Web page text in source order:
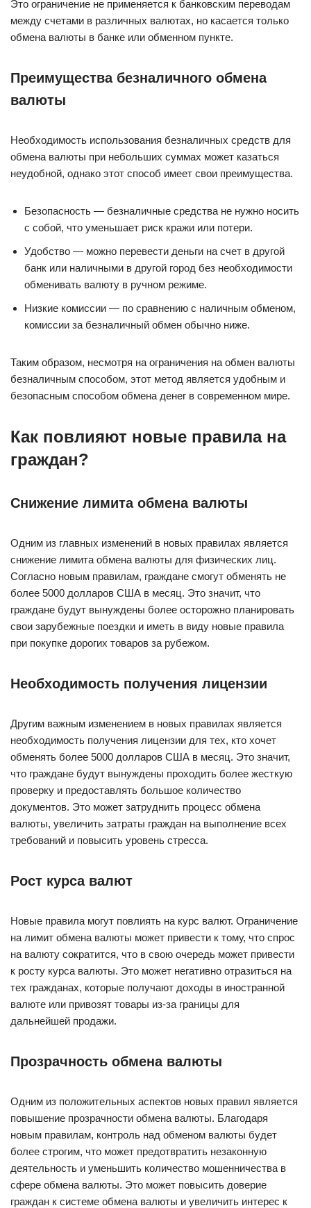
Это ограничение не применяется к банковским переводам
между счетами в различных валютах, но касается только
обмена валюты в банке или обменном пункте.
Преимущества безналичного обмена
валюты
Необходимость использования безналичных средств для
обмена валюты при небольших суммах может казаться
неудобной, однако этот способ имеет свои преимущества.
Безопасность — безналичные средства не нужно носить
с собой, что уменьшает риск кражи или потери.
Удобство — можно перевести деньги на счет в другой
банк или наличными в другой город без необходимости
обменивать валюту в ручном режиме.
Низкие комиссии — по сравнению с наличным обменом,
комиссии за безналичный обмен обычно ниже.
Таким образом, несмотря на ограничения на обмен валюты
безналичным способом, этот метод является удобным и
безопасным способом обмена денег в современном мире.
Как повлияют новые правила на
граждан?
Снижение лимита обмена валюты
Одним из главных изменений в новых правилах является
снижение лимита обмена валюты для физических лиц.
Согласно новым правилам, граждане смогут обменять не
более 5000 долларов США в месяц. Это значит, что
граждане будут вынуждены более осторожно планировать
свои зарубежные поездки и иметь в виду новые правила
при покупке дорогих товаров за рубежом.
Необходимость получения лицензии
Другим важным изменением в новых правилах является
необходимость получения лицензии для тех, кто хочет
обменять более 5000 долларов США в месяц. Это значит,
что граждане будут вынуждены проходить более жесткую
проверку и предоставлять большое количество
документов. Это может затруднить процесс обмена
валюты, увеличить затраты граждан на выполнение всех
требований и повысить уровень стресса.
Рост курса валют
Новые правила могут повлиять на курс валют. Ограничение
на лимит обмена валюты может привести к тому, что спрос
на валюту сократится, что в свою очередь может привести
к росту курса валюты. Это может негативно отразиться на
тех гражданах, которые получают доходы в иностранной
валюте или привозят товары из-за границы для
дальнейшей продажи.
Прозрачность обмена валюты
Одним из положительных аспектов новых правил является
повышение прозрачности обмена валюты. Благодаря
новым правилам, контроль над обменом валюты будет
более строгим, что может предотвратить незаконную
деятельность и уменьшить количество мошенничества в
сфере обмена валюты. Это может повысить доверие
граждан к системе обмена валюты и увеличить интерес к